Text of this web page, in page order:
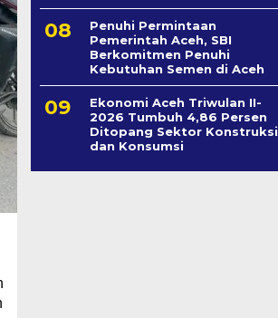
Penuhi Permintaan
Pemerintah Aceh, SBI
Berkomitmen Penuhi
Kebutuhan Semen di Aceh
Ekonomi Aceh Triwulan II-
2026 Tumbuh 4,86 Persen
Ditopang Sektor Konstruksi
dan Konsumsi